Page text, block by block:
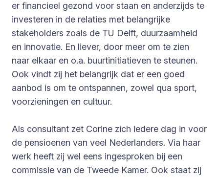
er financieel gezond voor staan en anderzijds te
investeren in de relaties met belangrijke
stakeholders zoals de TU Delft, duurzaamheid
en innovatie. En liever, door meer om te zien
naar elkaar en o.a. buurtinitiatieven te steunen.
Ook vindt zij het belangrijk dat er een goed
aanbod is om te ontspannen, zowel qua sport,
voorzieningen en cultuur.
Als consultant zet Corine zich iedere dag in voor
de pensioenen van veel Nederlanders. Via haar
werk heeft zij wel eens ingesproken bij een
commissie van de Tweede Kamer. Ook staat zij